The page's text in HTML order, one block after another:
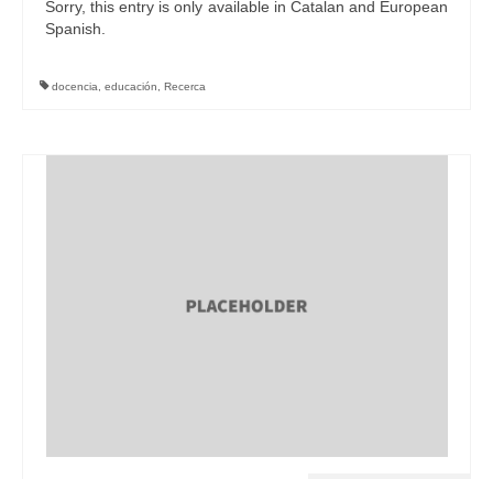
Sorry, this entry is only available in Catalan and European
Spanish.
docencia, educación, Recerca